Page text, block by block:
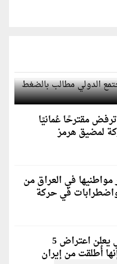
الدولي مطالب
مقترحًا عُمانيًا
لمضيق هرمز
في العراق من
في حركة
الجيش الأردني يعلن اعتراض 5
أُطلقت من إيران